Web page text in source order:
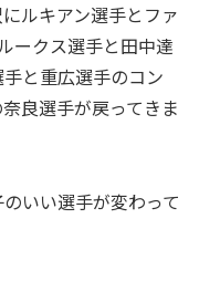
ルキアン選手とファ
ークス選手と田中達
と重広選手のコン
良選手が戻ってきま
いい選手が変わって